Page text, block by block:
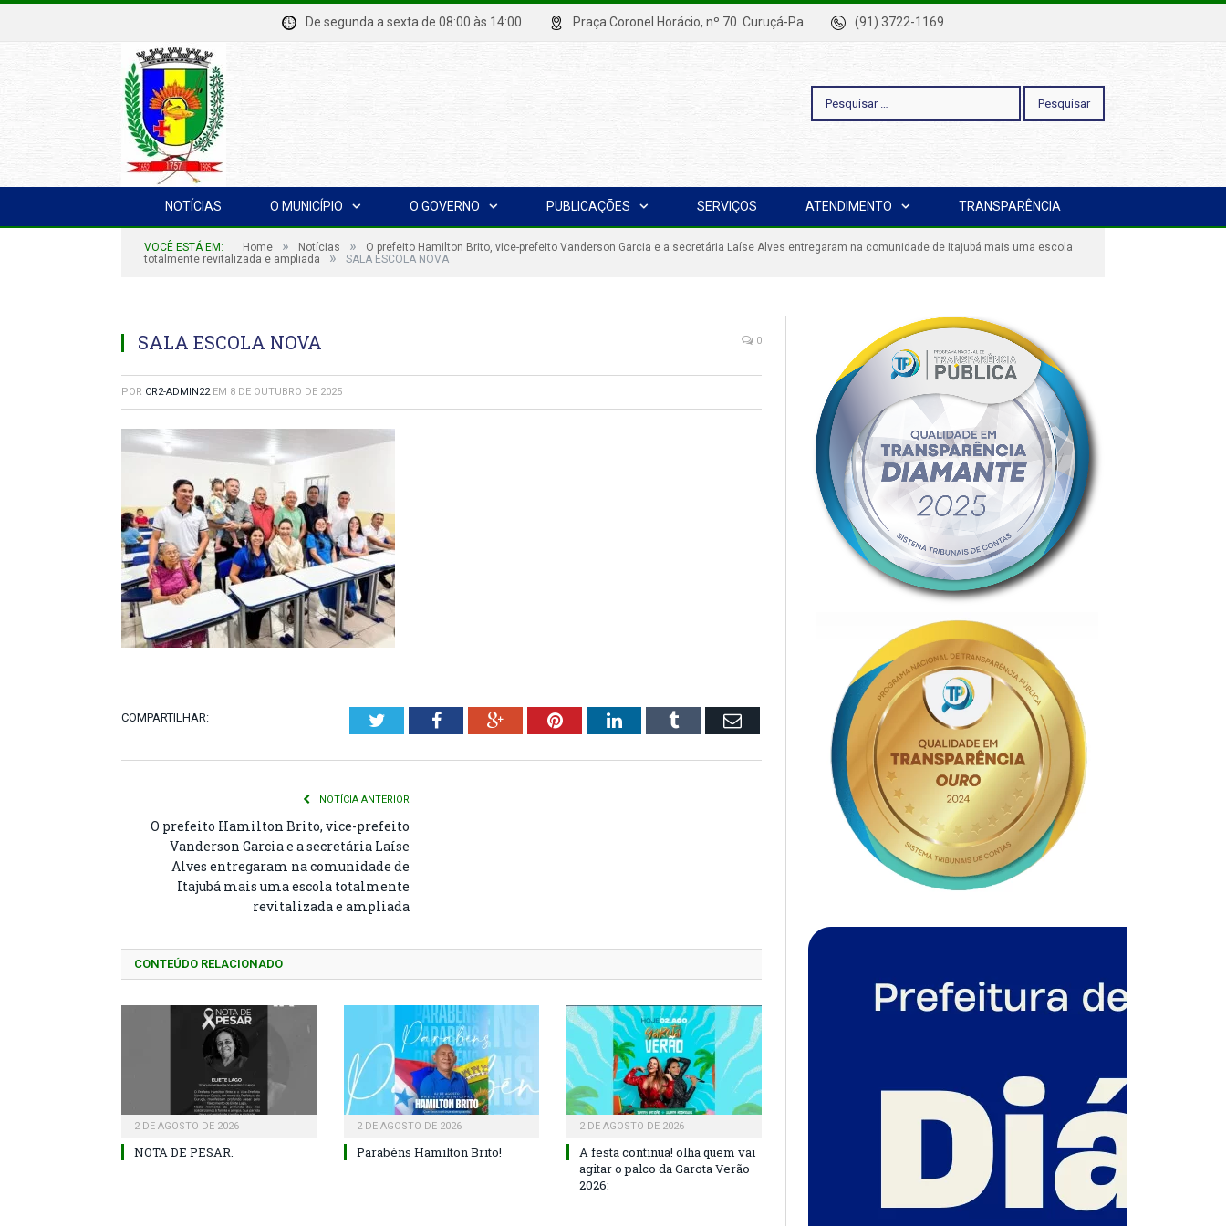
De segunda a sexta de 08:00 às 14:00 Praça Coronel Horácio, nº 70. Curuçá-Pa (91) 3722-1169
Pesquisar
por:
NOTÍCIAS O MUNICÍPIO O GOVERNO PUBLICAÇÕES SERVIÇOS ATENDIMENTO TRANSPARÊNCIA
VOCÊ ESTÁ EM: Home » Notícias »
O prefeito Hamilton Brito, vice-prefeito Vanderson Garcia e a secretária Laíse Alves entregaram na comunidade de Itajubá mais uma escola
totalmente revitalizada e ampliada
» SALA ESCOLA NOVA
SALA ESCOLA NOVA 0
POR CR2-ADMIN22 EM 8 DE OUTUBRO DE 2025
COMPARTILHAR: TwitterFacebookGoogle+PinterestLinkedInTumblr Email
NOTÍCIA ANTERIOR
O prefeito Hamilton Brito, vice-prefeito
Vanderson Garcia e a secretária Laíse
Alves entregaram na comunidade de
Itajubá mais uma escola totalmente
revitalizada e ampliada
CONTEÚDO RELACIONADO
2 DE AGOSTO DE 2026
NOTA DE PESAR.
2 DE AGOSTO DE 2026
Parabéns Hamilton Brito!
2 DE AGOSTO DE 2026
A festa continua! olha quem vai
agitar o palco da Garota Verão
2026: